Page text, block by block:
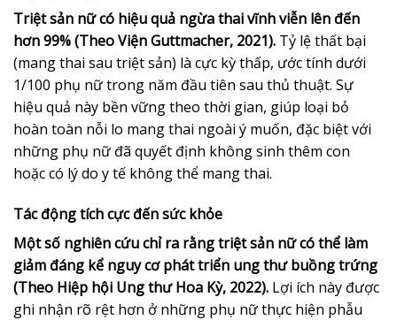
Triệt sản nữ có hiệu quả ngừa thai vĩnh viễn lên đến
hơn 99% (Theo Viện Guttmacher, 2021). Tỷ lệ thất bại
(mang thai sau triệt sản) là cực kỳ thấp, ước tính dưới
1/100 phụ nữ trong năm đầu tiên sau thủ thuật. Sự
hiệu quả này bền vững theo thời gian, giúp loại bỏ
hoàn toàn nỗi lo mang thai ngoài ý muốn, đặc biệt với
những phụ nữ đã quyết định không sinh thêm con
hoặc có lý do y tế không thể mang thai.
Tác động tích cực đến sức khỏe
Một số nghiên cứu chỉ ra rằng triệt sản nữ có thể làm
giảm đáng kể nguy cơ phát triển ung thư buồng trứng
(Theo Hiệp hội Ung thư Hoa Kỳ, 2022). Lợi ích này được
ghi nhận rõ rệt hơn ở những phụ nữ thực hiện phẫu